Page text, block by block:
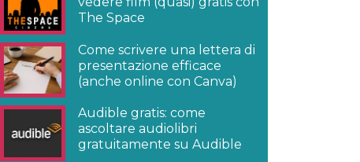
The Space
Come scrivere una lettera di
presentazione efficace
(anche online con Canva)
Audible gratis: come
ascoltare audiolibri
gratuitamente su Audible